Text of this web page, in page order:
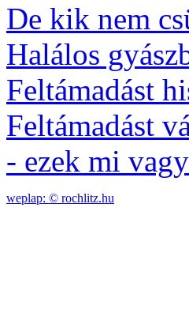
De kik nem
Halálos
Feltámadást
Feltámadást
- ezek mi
weplap: © rochlitz.hu